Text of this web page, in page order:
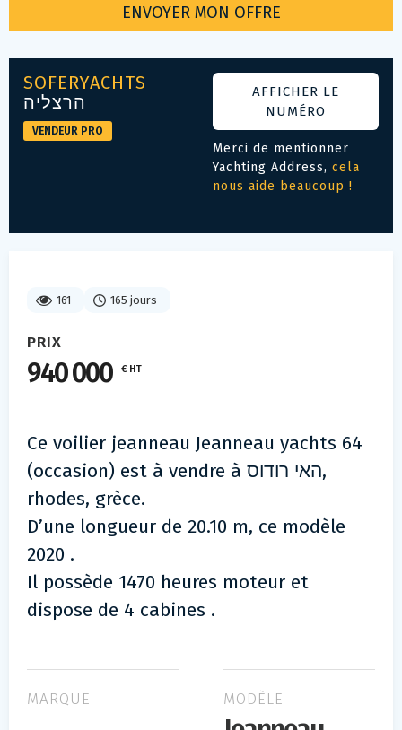
161 165 jours
PRIX
940 000 € HT
Ce voilier jeanneau Jeanneau yachts 64
(occasion) est à vendre à האי רודוס,
rhodes, grèce.
D’une longueur de 20.10 m, ce modèle
2020 .
Il possède 1470 heures moteur et
dispose de 4 cabines .
MARQUE MODÈLE
SOFERYACHTS
הרצליה
VENDEUR PRO
AFFICHER LE
NUMÉRO
Merci de mentionner
Yachting Address, cela
nous aide beaucoup !